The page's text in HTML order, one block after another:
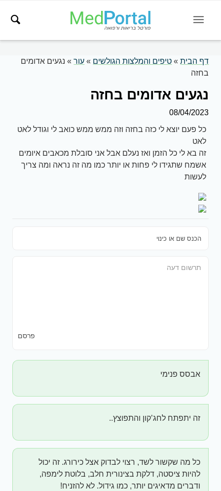
דף הבית» טיפים והמלצות הגולשים » עור» נגעים אדומים
בחזה
נגעים אדומים בחזה
08/04/2023
כל פעם יוצא לי כזה בחזה וזה ממש ממש כואב לי וגודל לאט
לאט
זה בא לי כל הזמן ואז נעלם אבל אני סובלת מכאבים איומים
אשמח שתגידו לי פחות או יותר כמו מה זה נראה ומה צריך
לעשות
פרסם
אבסס פנימי
זה יתפתח לחג’קון והתפוצץ..
כל מה שקשור לשד, רצוי לבדוק אצל כירורג. זה יכול
להיות ציסטה, דלקת בצינורית חלב, בלוטת לימפה,
ודברים מדאיגים יותר, כמו גידול. לא להזניח!